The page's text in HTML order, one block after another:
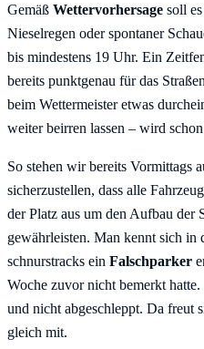
Gemäß Wettervorhersage soll
Nieselregen oder spontaner
bis mindestens 19 Uhr. Ein
bereits punktgenau für das
beim Wettermeister etwas
weiter beirren lassen – wird
So stehen wir bereits Vormittags
sicherzustellen, dass alle
der Platz aus um den Aufbau der
gewährleisten. Man kennt sich in
schnurstracks ein Falschparker
Woche zuvor nicht bemerkt
und nicht abgeschleppt. Da freut
gleich mit.